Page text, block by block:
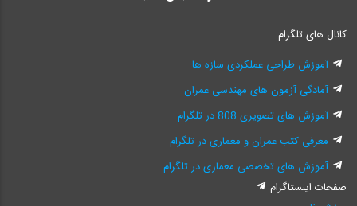
کانال های تلگرام
آموزش طراحی عملکردی سازه ها
آمادگی آزمون های مهندسی عمران
آموزش های تصویری 808 در تلگرام
معرفی کتب عمران و معماری در تلگرام
آموزش های تخصصی معماری در تلگرام
صفحات اینستاگرام